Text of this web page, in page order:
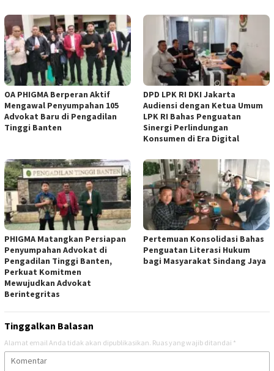
OA PHIGMA Berperan Aktif
Mengawal Penyumpahan 105
Advokat Baru di Pengadilan
Tinggi Banten
DPD LPK RI DKI Jakarta
Audiensi dengan Ketua Umum
LPK RI Bahas Penguatan
Sinergi Perlindungan
Konsumen di Era Digital
PHIGMA Matangkan Persiapan
Penyumpahan Advokat di
Pengadilan Tinggi Banten,
Perkuat Komitmen
Mewujudkan Advokat
Berintegritas
Pertemuan Konsolidasi Bahas
Penguatan Literasi Hukum
bagi Masyarakat Sindang Jaya
Tinggalkan Balasan
Alamat email Anda tidak akan dipublikasikan. Ruas yang wajib ditandai *